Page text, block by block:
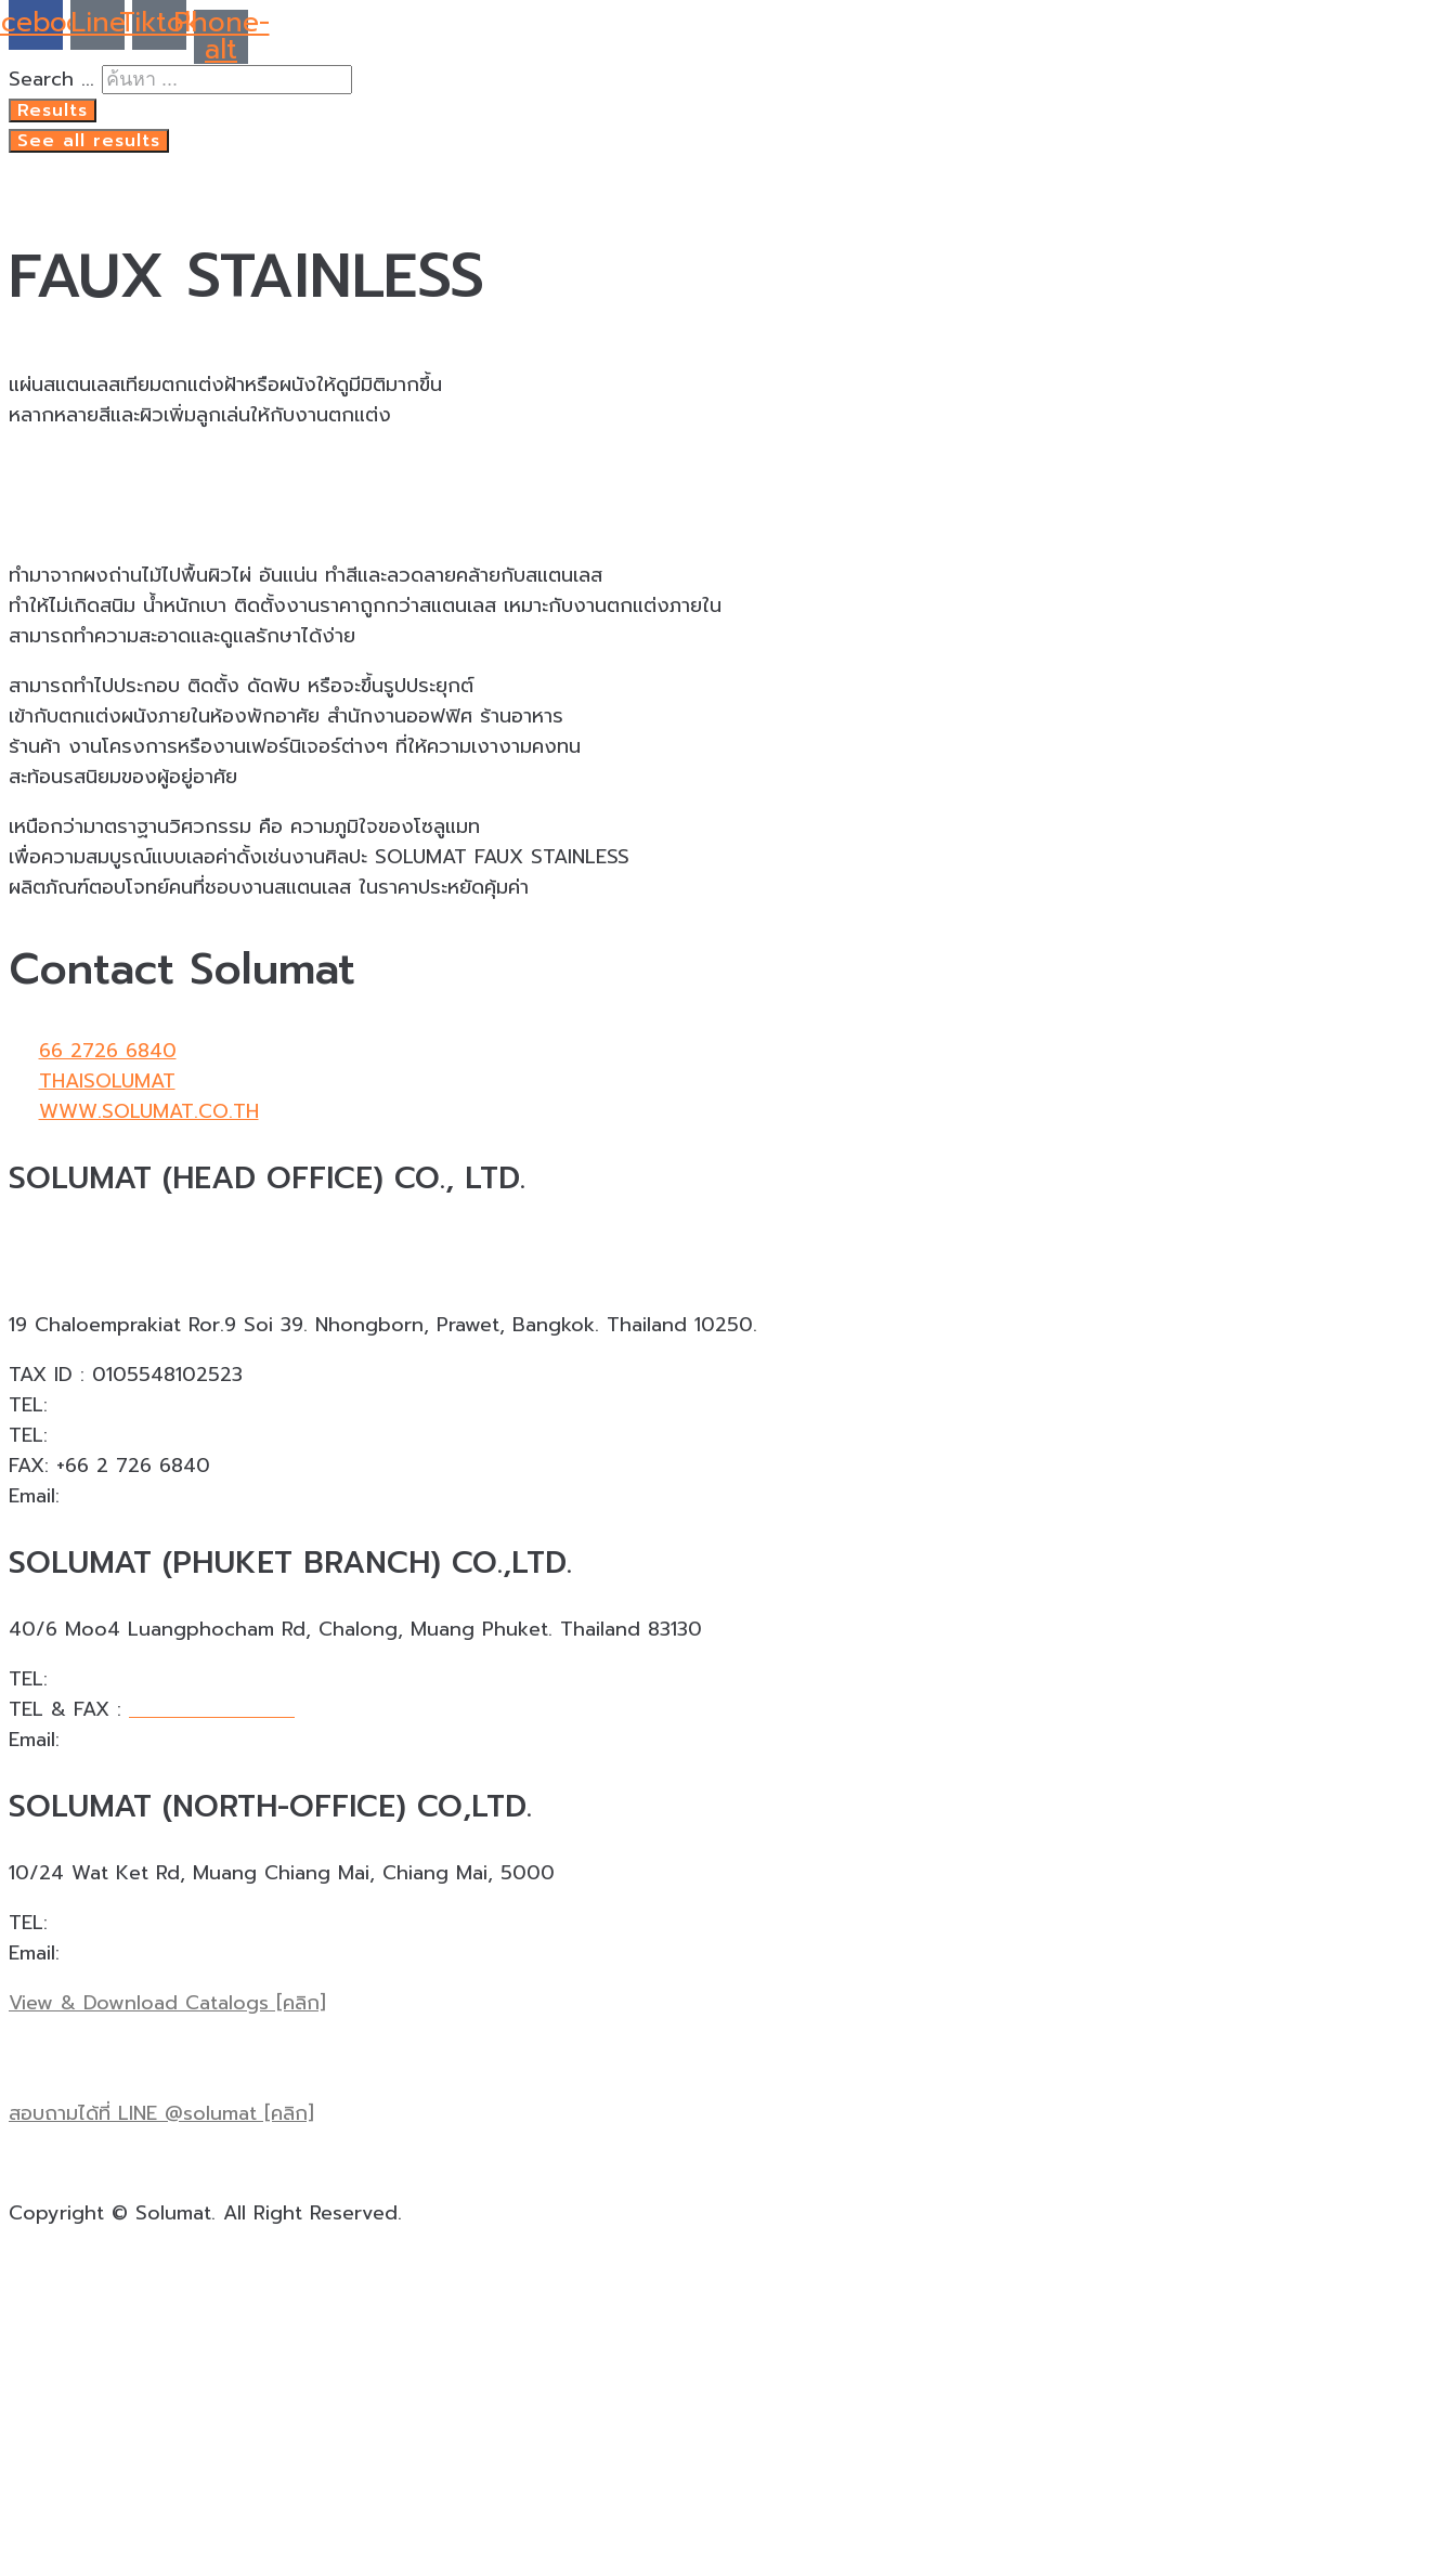
LineTiktokPhone-
alt
Search ...
Results
See all results
FAUX STAINLESS
แผ่นสแตนเลสเทียมตกแต่งฝ้าหรือผนังให้ดูมีมิติมากขึ้น
หลากหลายสีและผิวเพิ่มลูกเล่นให้กับงานตกแต่ง
ทำมาจากผงถ่านไม้ไปพื้นผิวไผ่ อันแน่น ทำสีและลวดลายคล้ายกับสแตนเลส
ทำให้ไม่เกิดสนิม น้ำหนักเบา ติดตั้งงานราคาถูกกว่าสแตนเลส เหมาะกับงานตกแต่งภายใน
สามารถทำความสะอาดและดูแลรักษาได้ง่าย
สามารถทำไปประกอบ ติดตั้ง ดัดพับ หรือจะขึ้นรูปประยุกต์
เข้ากับตกแต่งผนังภายในห้องพักอาศัย สำนักงานออฟฟิศ ร้านอาหาร
ร้านค้า งานโครงการหรืองานเฟอร์นิเจอร์ต่างๆ ที่ให้ความเงางามคงทน
สะท้อนรสนิยมของผู้อยู่อาศัย
เหนือกว่ามาตราฐานวิศวกรรม คือ ความภูมิใจของโซลูแมท
เพื่อความสมบูรณ์แบบเลอค่าดั้งเช่นงานศิลปะ SOLUMAT FAUX STAINLESS
ผลิตภัณฑ์ตอบโจทย์คนที่ชอบงานสแตนเลส ในราคาประหยัดคุ้มค่า
Contact Solumat
66 2726 6840
THAISOLUMAT
WWW.SOLUMAT.CO.TH
SOLUMAT (HEAD OFFICE) CO., LTD.
19 Chaloemprakiat Ror.9 Soi 39. Nhongborn, Prawet, Bangkok. Thailand 10250.
TAX ID : 0105548102523
TEL:
TEL:
FAX: +66 2 726 6840
Email:
SOLUMAT (PHUKET BRANCH) CO.,LTD.
40/6 Moo4 Luangphocham Rd, Chalong, Muang Phuket. Thailand 83130
TEL:
TEL & FAX : +66 076 540 533
Email:
SOLUMAT (NORTH-OFFICE) CO,LTD.
10/24 Wat Ket Rd, Muang Chiang Mai, Chiang Mai, 5000
TEL:
Email:
View & Download Catalogs [คลิก]
สอบถามได้ที่ LINE @solumat [คลิก]
Copyright © Solumat. All Right Reserved.